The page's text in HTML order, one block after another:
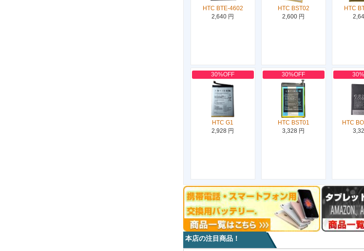
HTC BTE-4602
2,640 円
HTC BST02
2,600 円
HTC
30%OFF
HTC G1
2,928 円
30%OFF
HTC BST01
3,328 円
HTC
本店の注目商品！